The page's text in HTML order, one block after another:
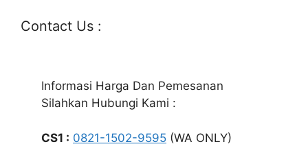
Contact Us :
Informasi Harga Dan Pemesanan
Silahkan Hubungi Kami :
CS1 : 0821-1502-9595 (WA ONLY)